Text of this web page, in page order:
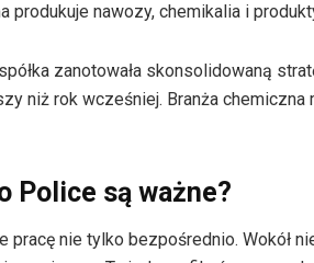
produkuje nawozy, chemikalia i
zanotowała skonsolidowaną
niż rok wcześniej. Branża
Police są ważne?
pracę nie tylko bezpośrednio. Wokół